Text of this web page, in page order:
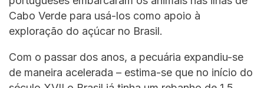
Cabo Verde para usá-los como apoio à
exploração do açúcar no Brasil.
Com o passar dos anos, a pecuária expandiu-se
de maneira acelerada – estima-se que no início do